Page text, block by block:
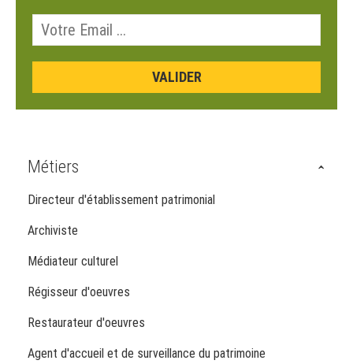
Métiers
Directeur d'établissement patrimonial
Archiviste
Médiateur culturel
Régisseur d'oeuvres
Restaurateur d'oeuvres
Agent d'accueil et de surveillance du patrimoine